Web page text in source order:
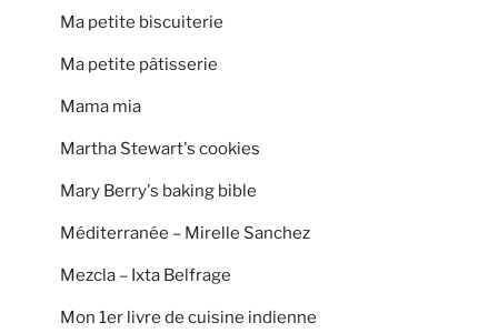
Ma petite biscuiterie
Ma petite pâtisserie
Mama mia
Martha Stewart's cookies
Mary Berry's baking bible
Méditerranée – Mirelle Sanchez
Mezcla – Ixta Belfrage
Mon 1er livre de cuisine indienne